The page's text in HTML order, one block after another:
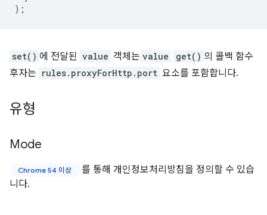
);
set() 에 전달된 value 객체는 value get() 의 콜백 함수
후자는 rules.proxyForHttp.port 요소를 포함합니다.
유형
Mode
Chrome 54 이상
를 통해 개인정보처리방침을 정의할 수 있습
니다.